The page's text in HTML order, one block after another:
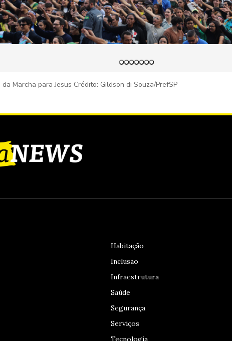
da Marcha para Jesus Crédito: Gildson di Souza/PrefSP
Habitação
Inclusão
Infraestrutura
Saúde
Segurança
Serviços
Tecnologia